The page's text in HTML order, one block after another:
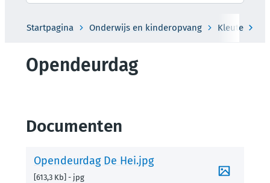
Startpagina Onderwijs en kinderopvang Kleuter- en
Opendeurdag
Documenten
Opendeurdag De Hei.jpg
613,3 Kb jpg